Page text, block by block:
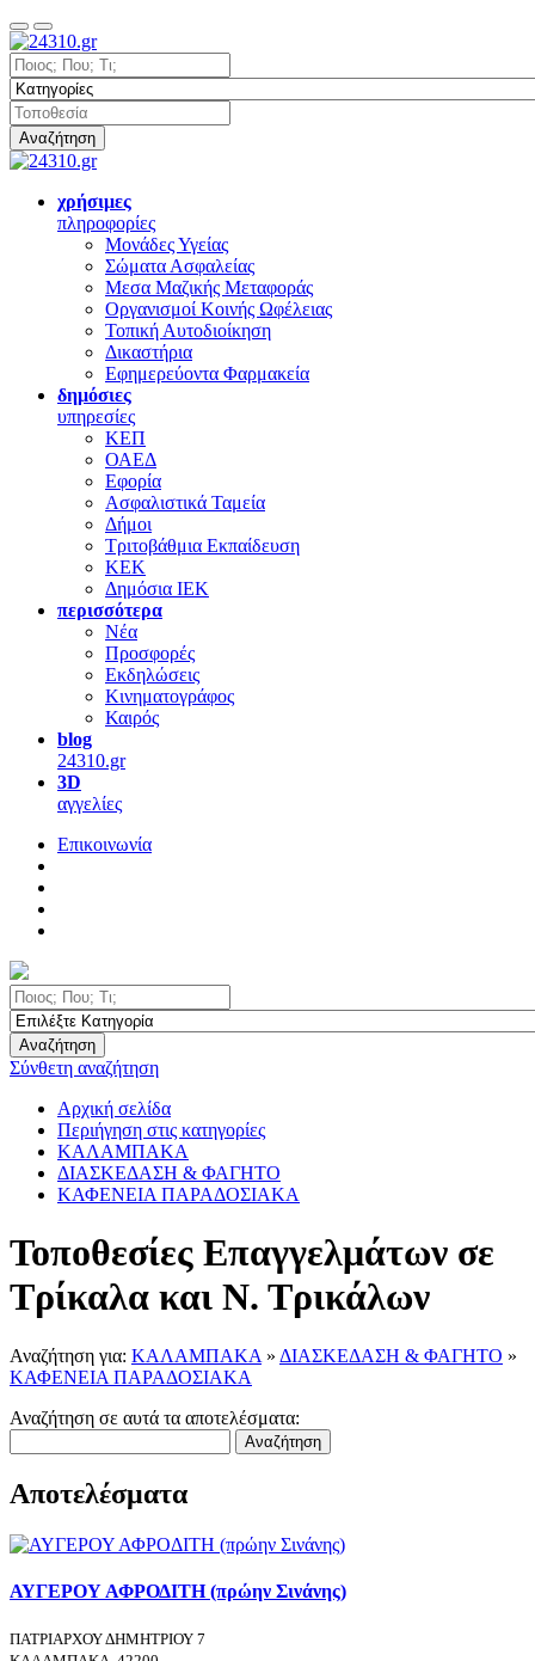
Αναζήτηση
χρήσιμες
πληροφορίες
Μονάδες Υγείας
Σώματα Ασφαλείας
Μεσα Μαζικής Μεταφοράς
Οργανισμοί Κοινής Ωφέλειας
Τοπική Αυτοδιοίκηση
Δικαστήρια
Εφημερεύοντα Φαρμακεία
δημόσιες
υπηρεσίες
ΚΕΠ
ΟΑΕΔ
Εφορία
Ασφαλιστικά Ταμεία
Δήμοι
Τριτοβάθμια Εκπαίδευση
ΚΕΚ
Δημόσια ΙΕΚ
περισσότερα
Νέα
Προσφορές
Εκδηλώσεις
Κινηματογράφος
Καιρός
blog
24310.gr
3D
αγγελίες
Επικοινωνία
Αναζήτηση
Σύνθετη αναζήτηση
Αρχική σελίδα
Περιήγηση στις κατηγορίες
ΚΑΛΑΜΠΑΚΑ
ΔΙΑΣΚΕΔΑΣΗ & ΦΑΓΗΤΟ
ΚΑΦΕΝΕΙΑ ΠΑΡΑΔΟΣΙΑΚΑ
Τοποθεσίες Επαγγελμάτων σε
Τρίκαλα και Ν. Τρικάλων
Αναζήτηση για: ΚΑΛΑΜΠΑΚΑ » ΔΙΑΣΚΕΔΑΣΗ & ΦΑΓΗΤΟ »
ΚΑΦΕΝΕΙΑ ΠΑΡΑΔΟΣΙΑΚΑ
Αναζήτηση σε αυτά τα αποτελέσματα:
Αναζήτηση
Αποτελέσματα
ΑΥΓΕΡΟΥ ΑΦΡΟΔΙΤΗ (πρώην Σινάνης)
ΠΑΤΡΙΑΡΧΟΥ ΔΗΜΗΤΡΙΟΥ 7